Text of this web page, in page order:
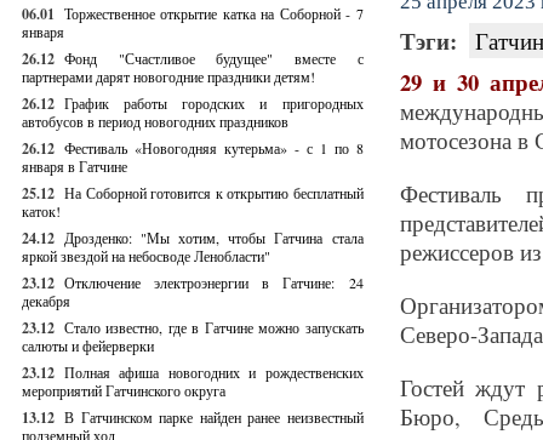
06.01 Торжественное открытие катка на Соборной - 7
января
26.12 Фонд "Счастливое будущее" вместе с
партнерами дарят новогодние праздники детям!
26.12 График работы городских и пригородных
автобусов в период новогодних праздников
26.12 Фестиваль «Новогодняя кутерьма» - с 1 по 8
января в Гатчине
25.12 На Соборной готовится к открытию бесплатный
каток!
24.12 Дрозденко: "Мы хотим, чтобы Гатчина стала
яркой звездой на небосводе Ленобласти"
23.12 Отключение электроэнергии в Гатчине: 24
декабря
23.12 Стало известно, где в Гатчине можно запускать
салюты и фейерверки
23.12 Полная афиша новогодних и рождественских
мероприятий Гатчинского округа
13.12 В Гатчинском парке найден ранее неизвестный
подземный ход
Тэги:
29 и 30
мотосезона в
Фестиваль
режиссеров
Северо-
Гостей ждут
Бюро,